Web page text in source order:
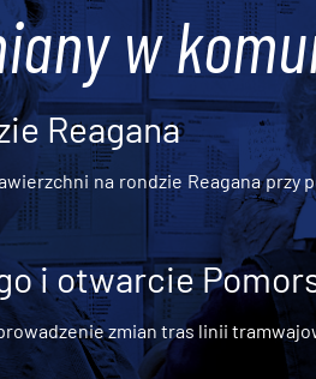
w
Reagana
na rondzie Reagana przy
i otwarcie
zmian tras linii